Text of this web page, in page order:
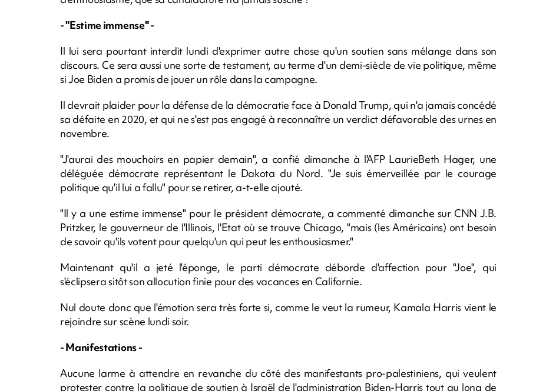
- "Estime immense" -
Il lui sera pourtant interdit lundi d'exprimer autre chose qu'un soutien sans mélange dans son
discours. Ce sera aussi une sorte de testament, au terme d'un demi-siècle de vie politique, même
si Joe Biden a promis de jouer un rôle dans la campagne.
Il devrait plaider pour la défense de la démocratie face à Donald Trump, qui n'a jamais concédé
sa défaite en 2020, et qui ne s'est pas engagé à reconnaître un verdict défavorable des urnes en
novembre.
"J'aurai des mouchoirs en papier demain", a confié dimanche à l'AFP LaurieBeth Hager, une
déléguée démocrate représentant le Dakota du Nord. "Je suis émerveillée par le courage
politique qu'il lui a fallu" pour se retirer, a-t-elle ajouté.
"Il y a une estime immense" pour le président démocrate, a commenté dimanche sur CNN J.B.
Pritzker, le gouverneur de l'Illinois, l'Etat où se trouve Chicago, "mais (les Américains) ont besoin
de savoir qu'ils votent pour quelqu'un qui peut les enthousiasmer."
Maintenant qu'il a jeté l'éponge, le parti démocrate déborde d'affection pour "Joe", qui
s'éclipsera sitôt son allocution finie pour des vacances en Californie.
Nul doute donc que l'émotion sera très forte si, comme le veut la rumeur, Kamala Harris vient le
rejoindre sur scène lundi soir.
- Manifestations -
Aucune larme à attendre en revanche du côté des manifestants pro-palestiniens, qui veulent
protester contre la politique de soutien à Israël de l'administration Biden-Harris tout au long de